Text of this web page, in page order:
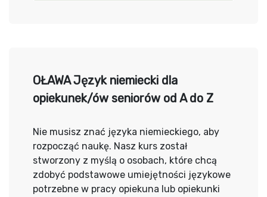
OŁAWA Język niemiecki dla
opiekunek/ów seniorów od A do Z
Nie musisz znać języka niemieckiego, aby
rozpocząć naukę. Nasz kurs został
stworzony z myślą o osobach, które chcą
zdobyć podstawowe umiejętności językowe
potrzebne w pracy opiekuna lub opiekunki